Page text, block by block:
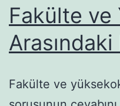
Fakülte ve
Fakülte ve